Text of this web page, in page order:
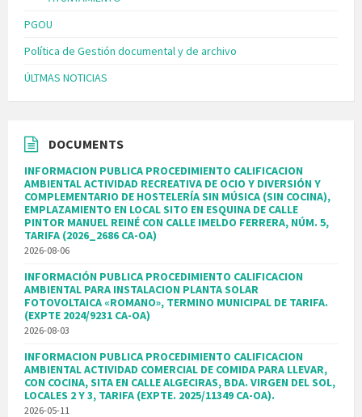
PGOU
Política de Gestión documental y de archivo
ÚLTMAS NOTICIAS
DOCUMENTS
INFORMACION PUBLICA PROCEDIMIENTO CALIFICACION
AMBIENTAL ACTIVIDAD RECREATIVA DE OCIO Y DIVERSIÓN Y
COMPLEMENTARIO DE HOSTELERÍA SIN MÚSICA (SIN COCINA),
EMPLAZAMIENTO EN LOCAL SITO EN ESQUINA DE CALLE
PINTOR MANUEL REINÉ CON CALLE IMELDO FERRERA, NÚM. 5,
TARIFA (2026_2686 CA-OA)
2026-08-06
INFORMACIÓN PUBLICA PROCEDIMIENTO CALIFICACION
AMBIENTAL PARA INSTALACION PLANTA SOLAR
FOTOVOLTAICA «ROMANO», TERMINO MUNICIPAL DE TARIFA.
(EXPTE 2024/9231 CA-OA)
2026-08-03
INFORMACION PUBLICA PROCEDIMIENTO CALIFICACION
AMBIENTAL ACTIVIDAD COMERCIAL DE COMIDA PARA LLEVAR,
CON COCINA, SITA EN CALLE ALGECIRAS, BDA. VIRGEN DEL SOL,
LOCALES 2 Y 3, TARIFA (EXPTE. 2025/11349 CA-OA).
2026-05-11